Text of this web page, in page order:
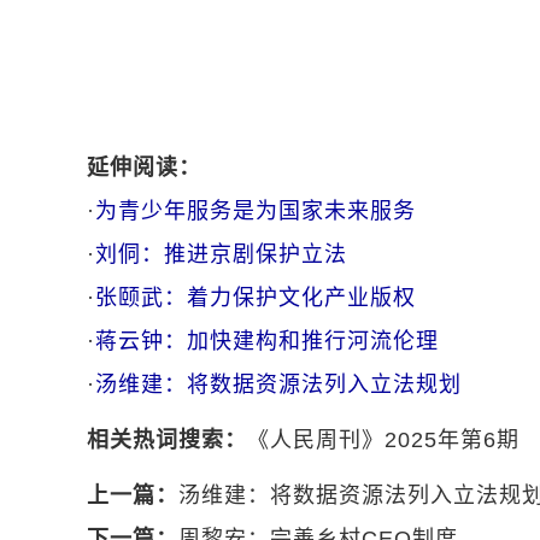
延伸阅读：
· 为青少年服务是为国家未来服务
·刘侗：推进京剧保护立法
· 张颐武：着力保护文化产业版权
·蒋云钟：加快建构和推行河流伦理
· 汤维建：将数据资源法列入立法规划
相关热词搜索： 《人民周刊》2025年第6期
上一篇： 汤维建：将数据资源法列入立法规划